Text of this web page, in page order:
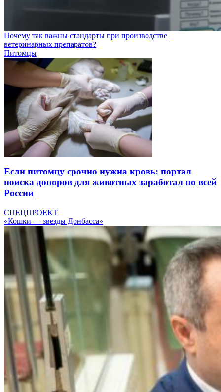
Почему так важны стандарты при производстве
ветеринарных препаратов?
Питомцы
Если питомцу срочно нужна кровь: портал
поиска доноров для животных заработал по всей
России
СПЕЦПРОЕКТ
«Кошки — звезды Донбасса»